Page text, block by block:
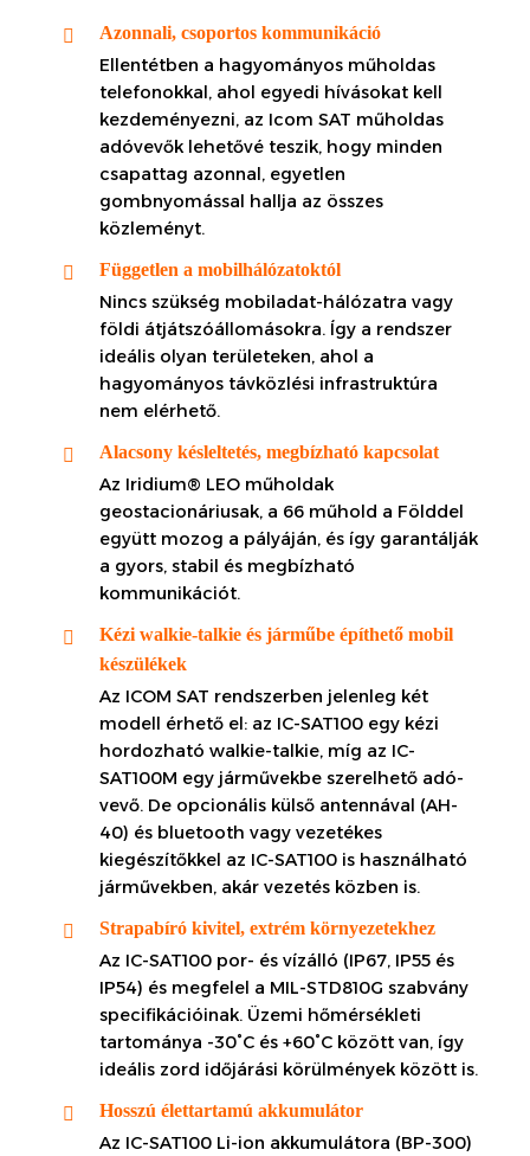
Azonnali, csoportos kommunikáció
Ellentétben a hagyományos műholdas
telefonokkal, ahol egyedi hívásokat kell
kezdeményezni, az Icom SAT műholdas
adóvevők lehetővé teszik, hogy minden
csapattag azonnal, egyetlen
gombnyomással hallja az összes
közleményt.
Független a mobilhálózatoktól
Nincs szükség mobiladat-hálózatra vagy
földi átjátszóállomásokra. Így a rendszer
ideális olyan területeken, ahol a
hagyományos távközlési infrastruktúra
nem elérhető.
Alacsony késleltetés, megbízható kapcsolat
Az Iridium® LEO műholdak
geostacionáriusak, a 66 műhold a Földdel
együtt mozog a pályáján, és így garantálják
a gyors, stabil és megbízható
kommunikációt.
Kézi walkie-talkie és járműbe építhető mobil
készülékek
Az ICOM SAT rendszerben jelenleg két
modell érhető el: az IC-SAT100 egy kézi
hordozható walkie-talkie, míg az IC-
SAT100M egy járművekbe szerelhető adó-
vevő. De opcionális külső antennával (AH-
40) és bluetooth vagy vezetékes
kiegészítőkkel az IC-SAT100 is használható
járművekben, akár vezetés közben is.
Strapabíró kivitel, extrém környezetekhez
Az IC-SAT100 por- és vízálló (IP67, IP55 és
IP54) és megfelel a MIL-STD810G szabvány
specifikációinak. Üzemi hőmérsékleti
tartománya -30°C és +60°C között van, így
ideális zord időjárási körülmények között is.
Hosszú élettartamú akkumulátor
Az IC-SAT100 Li-ion akkumulátora (BP-300)